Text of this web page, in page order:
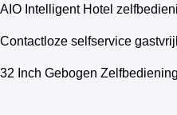
AIO Intelligent Hotel
Contactloze selfservice
32 Inch Gebogen